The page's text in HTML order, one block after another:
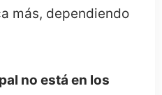
más, dependiendo
no está en los